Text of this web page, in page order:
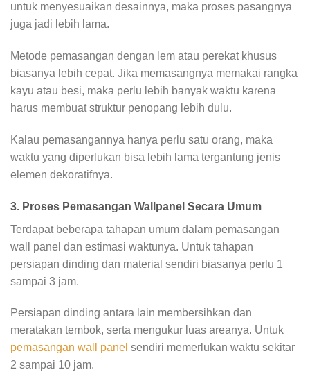
untuk menyesuaikan desainnya, maka proses pasangnya
juga jadi lebih lama.
Metode pemasangan dengan lem atau perekat khusus
biasanya lebih cepat. Jika memasangnya memakai rangka
kayu atau besi, maka perlu lebih banyak waktu karena
harus membuat struktur penopang lebih dulu.
Kalau pemasangannya hanya perlu satu orang, maka
waktu yang diperlukan bisa lebih lama tergantung jenis
elemen dekoratifnya.
3. Proses Pemasangan Wallpanel Secara Umum
Terdapat beberapa tahapan umum dalam pemasangan
wall panel dan estimasi waktunya. Untuk tahapan
persiapan dinding dan material sendiri biasanya perlu 1
sampai 3 jam.
Persiapan dinding antara lain membersihkan dan
meratakan tembok, serta mengukur luas areanya. Untuk
pemasangan wall panel sendiri memerlukan waktu sekitar
2 sampai 10 jam.